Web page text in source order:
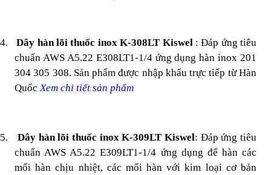
4. Dây hàn lõi thuốc inox K-308LT Kiswel: Đáp ứng tiêu
chuẩn AWS A5.22 E308LT1-1/4 ứng dụng hàn inox 201
304 305 308. Sản phẩm được nhập khẩu trực tiếp từ Hàn
QuốcXem chi tiết sản phẩm
5. Dây hàn lõi thuốc inox K-309LT Kiswel: Đáp ứng tiêu
chuẩn AWS A5.22 E309LT1-1/4 ứng dụng để hàn các
mối hàn chịu nhiệt, các mối hàn với kim loại cơ bản